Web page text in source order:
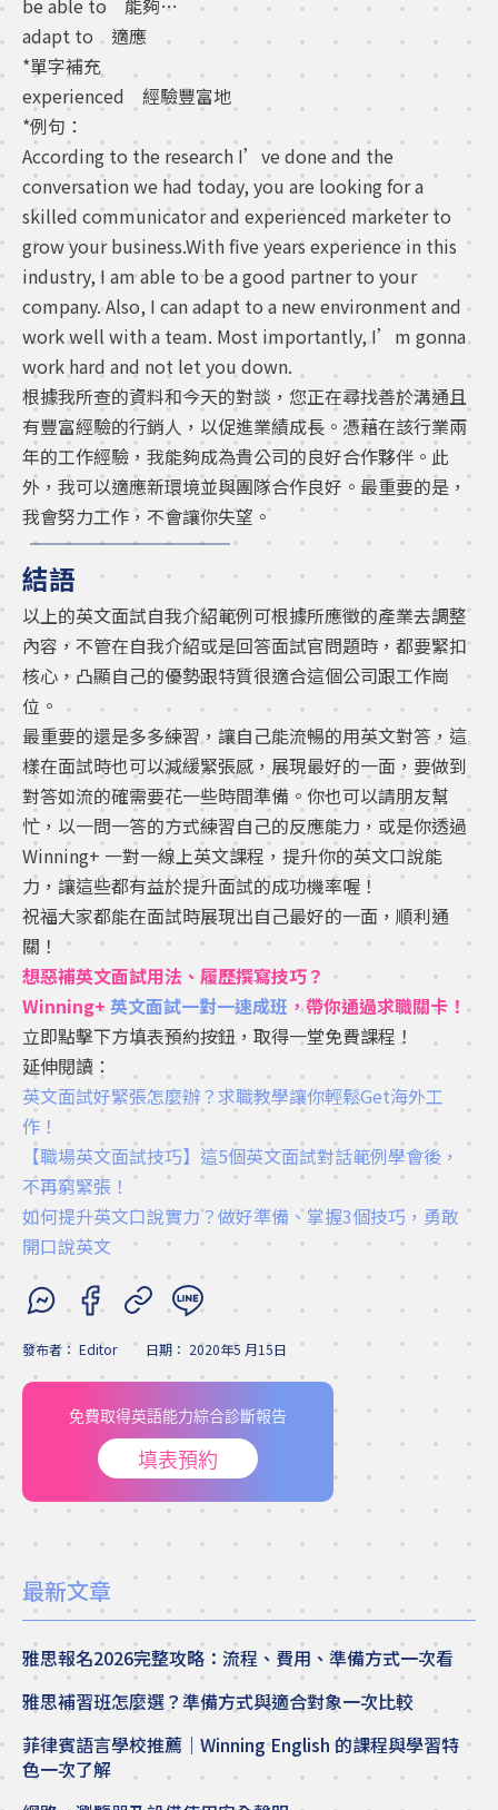
be able to 能夠…
adapt to 適應
*單字補充
experienced 經驗豐富地
*例句：
According to the research I’ve done and the
conversation we had today, you are looking for a
skilled communicator and experienced marketer to
grow your business.With five years experience in this
industry, I am able to be a good partner to your
company. Also, I can adapt to a new environment and
work well with a team. Most importantly, I’m gonna
work hard and not let you down.
根據我所查的資料和今天的對談，您正在尋找善於溝通且
有豐富經驗的行銷人，以促進業績成長。憑藉在該行業兩
年的工作經驗，我能夠成為貴公司的良好合作夥伴。此
外，我可以適應新環境並與團隊合作良好。最重要的是，
我會努力工作，不會讓你失望。
結語
以上的英文面試自我介紹範例可根據所應徵的產業去調整
內容，不管在自我介紹或是回答面試官問題時，都要緊扣
核心，凸顯自己的優勢跟特質很適合這個公司跟工作崗
位。
最重要的還是多多練習，讓自己能流暢的用英文對答，這
樣在面試時也可以減緩緊張感，展現最好的一面，要做到
對答如流的確需要花一些時間準備。你也可以請朋友幫
忙，以一問一答的方式練習自己的反應能力，或是你透過
Winning+ 一對一線上英文課程，提升你的英文口說能
力，讓這些都有益於提升面試的成功機率喔！
祝福大家都能在面試時展現出自己最好的一面，順利通
關！
想惡補英文面試用法、履歷撰寫技巧？
Winning+ 英文面試一對一速成班 ，帶你通過求職關卡！
立即點擊下方填表預約按鈕，取得一堂免費課程！
延伸閱讀：
英文面試好緊張怎麼辦？求職教學讓你輕鬆Get海外工
作！
【職場英文面試技巧】這5個英文面試對話範例學會後，
不再窮緊張！
如何提升英文口說實力？做好準備、掌握3個技巧，勇敢
開口說英文
發布者： Editor 日期： 2020年5 月15日
免費取得英語能力綜合診斷報告
填表預約
最新文章
雅思報名2026完整攻略：流程、費用、準備方式一次看
雅思補習班怎麼選？準備方式與適合對象一次比較
菲律賓語言學校推薦｜Winning English 的課程與學習特
色一次了解